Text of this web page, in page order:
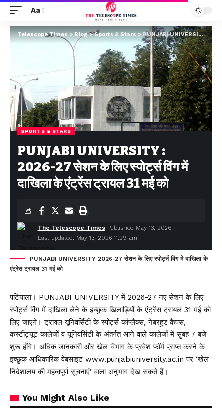
Aa
Telescope Times>Blog>Sports & Stars>PUNJABI UNIVERSITY : 2026-27 सेशन के लिए स्पोर्ट्स विंग में दाखिला के एंट्रेंस ट्रायल 31 मई को
SPORTS & STARS
PUNJABI UNIVERSITY :
2026-27 सेशन के लिए स्पोर्ट्स विंग में
दाखिला के एंट्रेंस ट्रायल 31 मई को
Last updated: May 13, 2026 11:29 am
The Telescope Times Published May 13, 2026
PUNJABI UNIVERSITY 2026-27 सेशन के लिए स्पोर्ट्स विंग में दाखिला के
एंट्रेंस ट्रायल 31 मई को
पटियाला। PUNJABI UNIVERSITY में 2026-27 नए सेशन के लिए
स्पोर्ट्स विंग में दाखिला लेने के इच्छुक खिलाड़ियों के एंट्रेंस ट्रायल 31 मई को
लिए जाएंगे। ट्रायल यूनिवर्सिटी के स्पोर्ट्स कांप्लैक्स, नेबरहुड कैंपस,
कंस्टीट्यूट कालेजों व यूनिवर्सिटी के अंतर्गत आने वाले कालेजों में सुबह 7 बजे
शुरू होंगे। अधिक जानकारी और खेल विभाग के प्रवेश फॉर्म प्राप्त करने के
इच्छुक आधिकारिक वेबसाइट www.punjabiuniversity.ac.in पर ‘खेल
निदेशालय की महत्वपूर्ण सूचनाएं’ वाला अनुभाग देख सकते हैं।
You Might Also Like